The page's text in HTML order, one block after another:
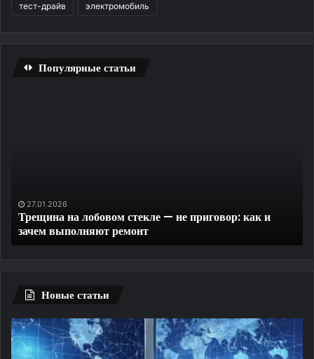
тест-драйв электромобиль
Популярные статьи
как
зачем
выполняют
27.01.2026
Трещина на лобовом стекле — не приговор: как и
зачем выполняют ремонт
Новые статьи